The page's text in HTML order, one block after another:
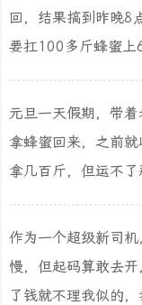
回，结果搞到昨晚8
要扛100多斤蜂蜜上
元旦一天假期，带
拿蜂蜜回来，之前
拿几百斤，但运不了
作为一个超级新司
慢，但起码算敢去
了钱就不理我似的